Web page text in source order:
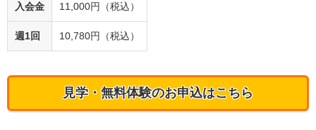
入会金 11,000円（税込）
週1回 10,780円（税込）
見学・無料体験のお申込はこちら